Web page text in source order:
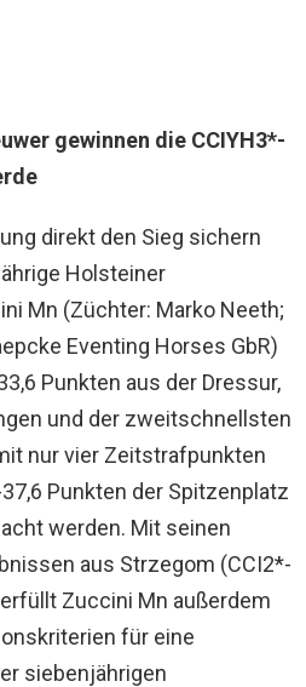
gewinnen die CCIYH3*-
direkt den Sieg sichern
Holsteiner
Mn (Züchter: Marko Neeth;
Eventing Horses GbR)
Punkten aus der Dressur,
und der zweitschnellsten
nur vier Zeitstrafpunkten
Punkten der Spitzenplatz
werden. Mit seinen
aus Strzegom (CCI2*-
Zuccini Mn außerdem
für eine
siebenjährigen